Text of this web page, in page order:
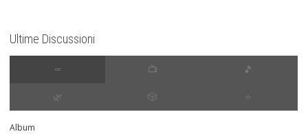
Ultime Discussioni
∞ 📺 🎵
🌿 🎲 ⭐️
Album